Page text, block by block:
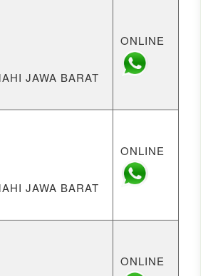
JAWA BARAT
ONLINE
JAWA BARAT
ONLINE
ONLINE